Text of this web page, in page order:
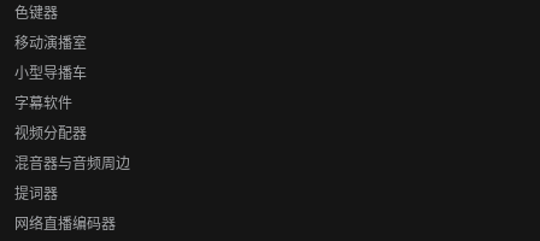
色键器
移动演播室
小型导播车
字幕软件
视频分配器
混音器与音频周边
提词器
网络直播编码器